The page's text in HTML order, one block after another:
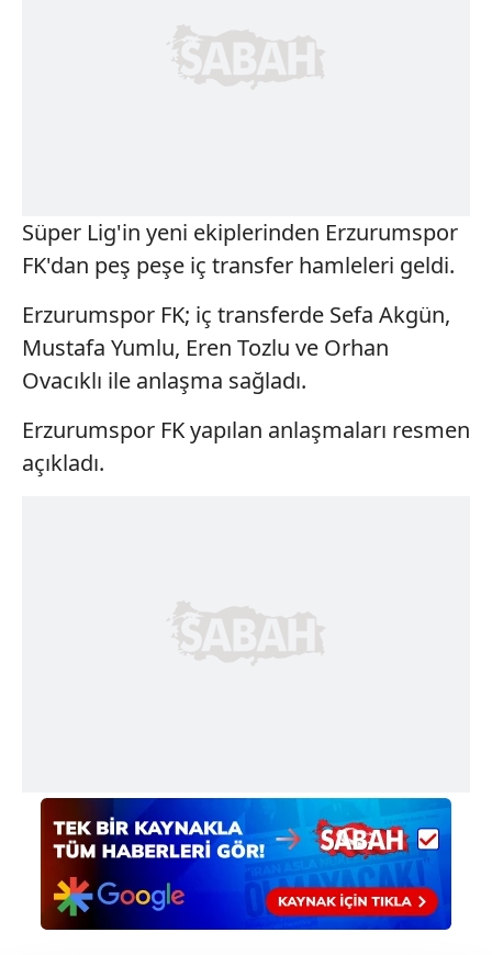
Süper Lig'in yeni ekiplerinden Erzurumspor
FK'dan peş peşe iç transfer hamleleri geldi.
Erzurumspor FK; iç transferde Sefa Akgün,
Mustafa Yumlu, Eren Tozlu ve Orhan
Ovacıklı ile anlaşma sağladı.
Erzurumspor FK yapılan anlaşmaları resmen
açıkladı.